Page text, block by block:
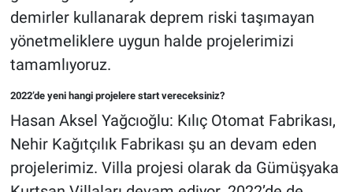
demirler kullanarak deprem riski taşımayan
yönetmeliklere uygun halde projelerimizi
tamamlıyoruz.
2022’de yeni hangi projelere start vereceksiniz?
Hasan Aksel Yağcıoğlu: Kılıç Otomat Fabrikası,
Nehir Kağıtçılık Fabrikası şu an devam eden
projelerimiz. Villa projesi olarak da Gümüşyaka